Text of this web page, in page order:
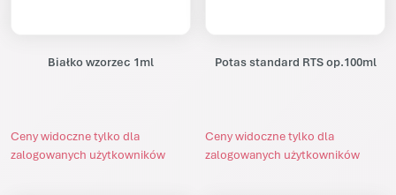
Białko wzorzec 1ml
Ceny widoczne tylko dla
zalogowanych użytkowników
Potas standard RTS op.100ml
Ceny widoczne tylko dla
zalogowanych użytkowników